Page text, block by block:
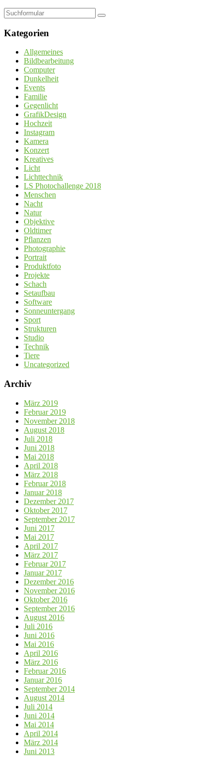
Suchen
Kategorien
Allgemeines
Bildbearbeitung
Computer
Dunkelheit
Events
Familie
Gegenlicht
GrafikDesign
Hochzeit
Instagram
Kamera
Konzert
Kreatives
Licht
Lichttechnik
LS Photochallenge 2018
Menschen
Nacht
Natur
Objektive
Oldtimer
Pflanzen
Photographie
Portrait
Produktfoto
Projekte
Schach
Setaufbau
Software
Sonneuntergang
Sport
Strukturen
Studio
Technik
Tiere
Uncategorized
Archiv
März 2019
Februar 2019
November 2018
August 2018
Juli 2018
Juni 2018
Mai 2018
April 2018
März 2018
Februar 2018
Januar 2018
Dezember 2017
Oktober 2017
September 2017
Juni 2017
Mai 2017
April 2017
März 2017
Februar 2017
Januar 2017
Dezember 2016
November 2016
Oktober 2016
September 2016
August 2016
Juli 2016
Juni 2016
Mai 2016
April 2016
März 2016
Februar 2016
Januar 2016
September 2014
August 2014
Juli 2014
Juni 2014
Mai 2014
April 2014
März 2014
Juni 2013